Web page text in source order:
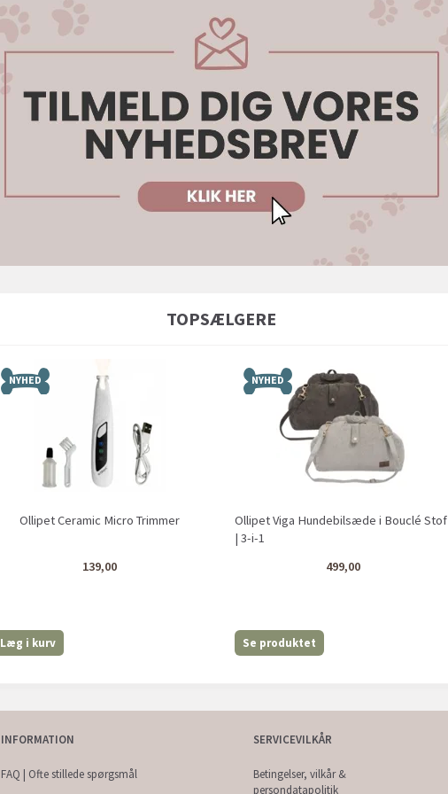
TOPSÆLGERE
NYHED
Ollipet Ceramic Micro Trimmer
139,00
Læg i kurv
NYHED
Ollipet Viga Hundebilsæde i Bouclé Stof
| 3-i-1
499,00
Se produktet
INFORMATION
FAQ | Ofte stillede spørgsmål
SERVICEVILKÅR
Betingelser, vilkår &
persondatapolitik